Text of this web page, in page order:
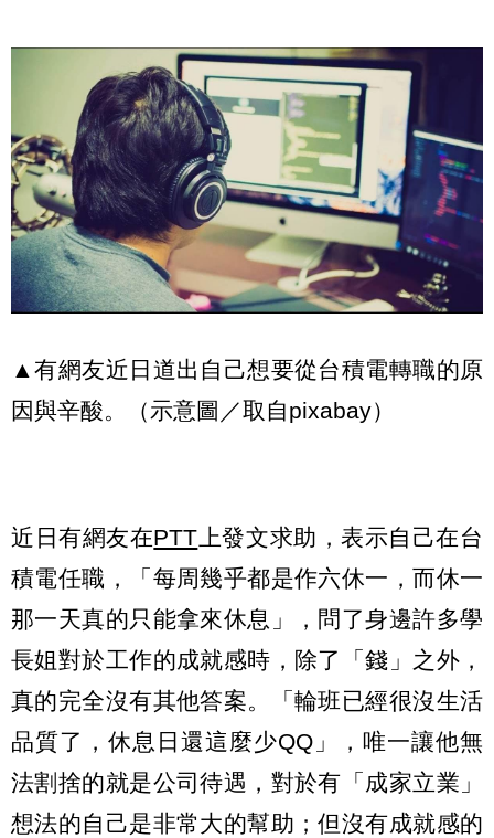
▲有網友近日道出自己想要從台積電轉職的原
因與辛酸。（示意圖／取自pixabay）
近日有網友在PTT 上發文求助，表示自己在台
積電任職，「每周幾乎都是作六休一，而休一
那一天真的只能拿來休息」，問了身邊許多學
長姐對於工作的成就感時，除了「錢」之外，
真的完全沒有其他答案。「輪班已經很沒生活
品質了，休息日還這麼少QQ」，唯一讓他無
法割捨的就是公司待遇，對於有「成家立業」
想法的自己是非常大的幫助；但沒有成就感的